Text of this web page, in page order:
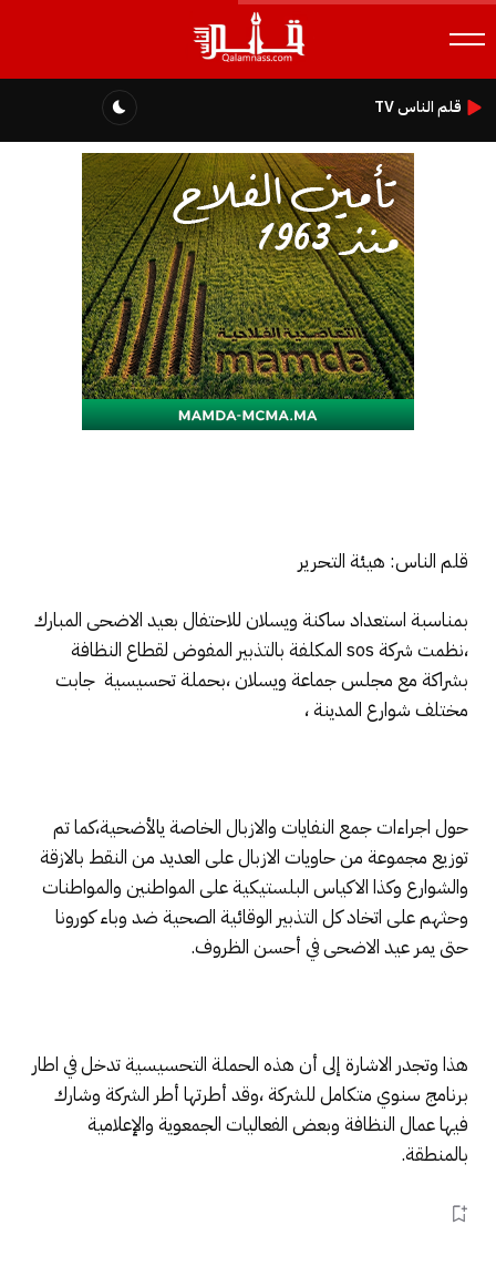
قلم الناس TV
قلم الناس: هيئة التحرير
بمناسبة استعداد ساكنة ويسلان للاحتفال بعيد الاضحى المبارك
،نظمت شركة sos المكلفة بالتذبير المفوض لقطاع النظافة
بشراكة مع مجلس جماعة ويسلان ،بحملة تحسيسية جابت
مختلف شوارع المدينة ،
حول اجراءات جمع النفايات والازبال الخاصة يالأضحية،كما تم
توزيع مجموعة من حاويات الازبال على العديد من النقط بالازقة
والشوارع وكذا الاكياس البلستيكية على المواطنين والمواطنات
وحثهم على اتخاد كل التذبير الوقائية الصحية ضد وباء كورونا
حتى يمر عيد الاضحى في أحسن الظروف.
هذا وتجدر الاشارة إلى أن هذه الحملة التحسيسية تدخل في اطار
برنامج سنوي متكامل للشركة ،وقد أطرتها أطر الشركة وشارك
فيها عمال النظافة وبعض الفعاليات الجمعوية والإعلامية
بالمنطقة.